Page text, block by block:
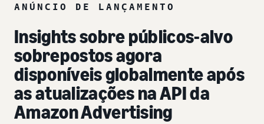
ANÚNCIO DE LANÇAMENTO
Insights sobre públicos-alvo
sobrepostos agora
disponíveis globalmente após
as atualizações na API da
Amazon Advertising